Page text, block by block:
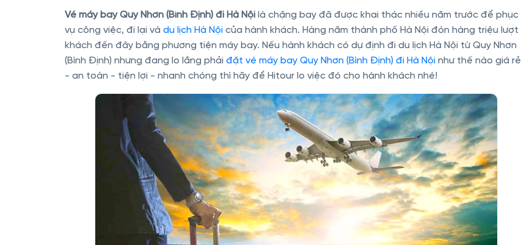
Vé máy bay Quy Nhơn (Bình Định) đi Hà Nội là chặng bay đã được khai thác nhiều năm trước để phục
vụ công việc, đi lại và du lịch Hà Nội của hành khách. Hàng năm thành phố Hà Nội đón hàng triệu lượt
khách đến đây bằng phương tiện máy bay. Nếu hành khách có dự định đi du lịch Hà Nội từ Quy Nhơn
(Bình Định) nhưng đang lo lắng phải đặt vé máy bay Quy Nhơn (Bình Định) đi Hà Nội như thế nào giá rẻ
- an toàn - tiện lợi - nhanh chóng thì hãy để Hitour lo việc đó cho hành khách nhé!